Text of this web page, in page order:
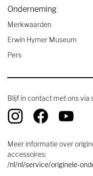
Onderneming
Merkwaarden
Erwin Hymer Museum
Pers
Blijf in contact met ons via
Meer informatie over
accessoires:
/nl/nl/service/originele-